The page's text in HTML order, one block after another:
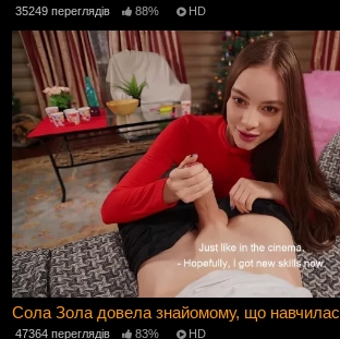
35249 переглядів 88% HD
Сола Зола довела знайомому, що
47364 переглядів 83% HD